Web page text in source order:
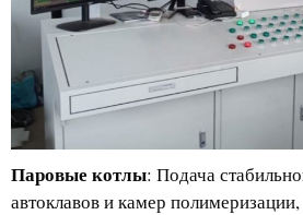
Паровые котлы: Подача
автоклавов и камер